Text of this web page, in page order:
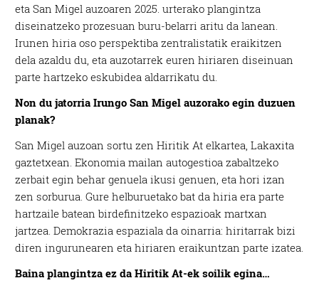
eta San Migel auzoaren 2025. urterako plangintza
diseinatzeko prozesuan buru-belarri aritu da lanean.
Irunen hiria oso perspektiba zentralistatik eraikitzen
dela azaldu du, eta auzotarrek euren hiriaren diseinuan
parte hartzeko eskubidea aldarrikatu du.
Non du jatorria Irungo San Migel auzorako egin duzuen
planak?
San Migel auzoan sortu zen Hiritik At elkartea, Lakaxita
gaztetxean. Ekonomia mailan autogestioa zabaltzeko
zerbait egin behar genuela ikusi genuen, eta hori izan
zen sorburua. Gure helburuetako bat da hiria era parte
hartzaile batean birdefinitzeko espazioak martxan
jartzea. Demokrazia espaziala da oinarria: hiritarrak bizi
diren ingurunearen eta hiriaren eraikuntzan parte izatea.
Baina plangintza ez da Hiritik At-ek soilik egina…